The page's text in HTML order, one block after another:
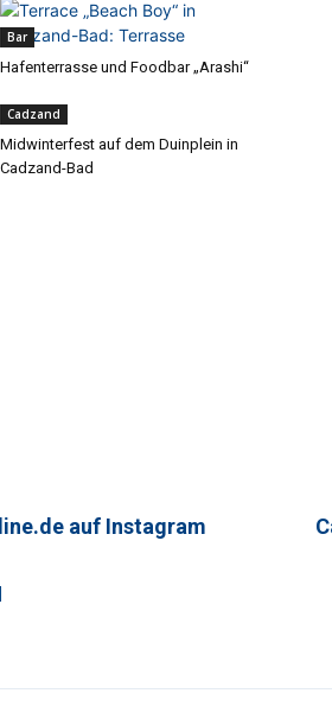
Bar
Hafenterrasse und Foodbar „Arashi“
Cadzand
Midwinterfest auf dem Duinplein in
Cadzand-Bad
auf Instagram